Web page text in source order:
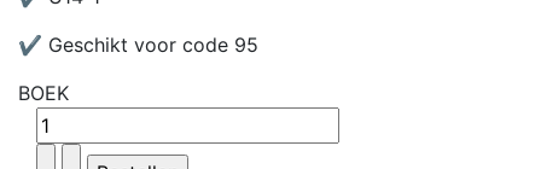
✔ Geschikt voor code 95
BOEK